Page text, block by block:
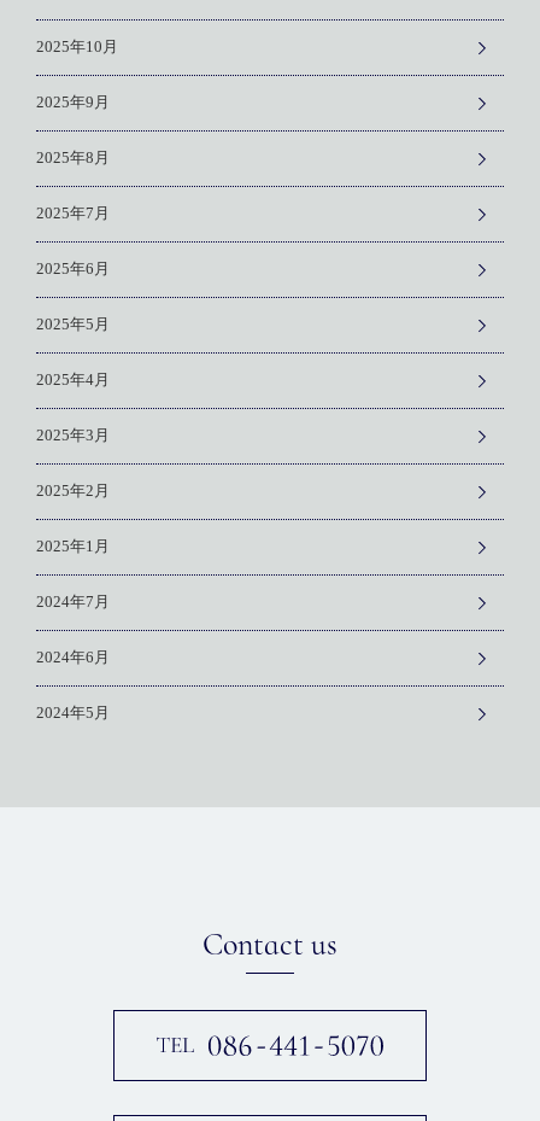
2025年10月
2025年9月
2025年8月
2025年7月
2025年6月
2025年5月
2025年4月
2025年3月
2025年2月
2025年1月
2024年7月
2024年6月
2024年5月
Contact us